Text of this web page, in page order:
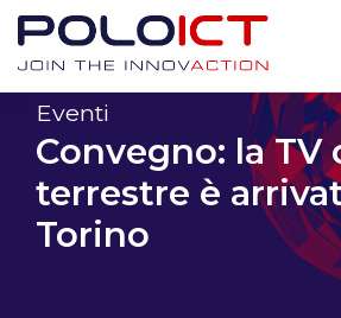
Skip
contentEventi
Convegno: la TV
terrestre è
Torino